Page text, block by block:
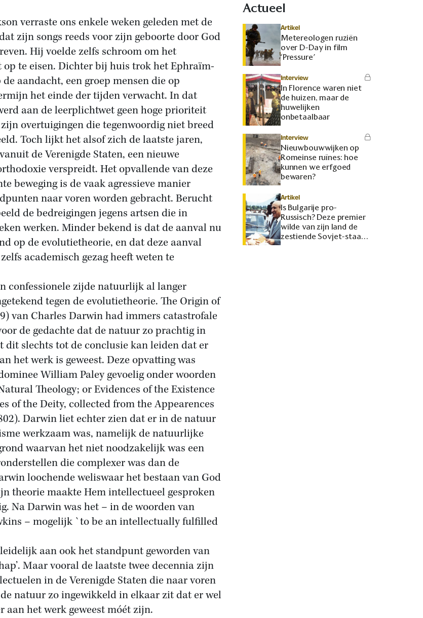
verraste ons enkele weken geleden met de
zijn songs reeds voor zijn geboorte door God
Hij voelde zelfs schroom om het
op te eisen. Dichter bij huis trok het Ephraïm-
aandacht, een groep mensen die op
het einde der tijden verwacht. In dat
aan de leerplichtwet geen hoge prioriteit
overtuigingen die tegenwoordig niet breed
Toch lijkt het alsof zich de laatste jaren,
de Verenigde Staten, een nieuwe
verspreidt. Het opvallende van deze
beweging is de vaak agressieve manier
naar voren worden gebracht. Berucht
de bedreigingen jegens artsen die in
werken. Minder bekend is dat de aanval nu
op de evolutietheorie, en dat deze aanval
academisch gezag heeft weten te
zijde natuurlijk al langer
tegen de evolutietheorie. The Origin of
van Charles Darwin had immers catastrofale
de gedachte dat de natuur zo prachtig in
dit slechts tot de conclusie kan leiden dat er
het werk is geweest. Deze opvatting was
William Paley gevoelig onder woorden
Theology; or Evidences of the Existence
of the Deity, collected from the Appearences
Darwin liet echter zien dat er in de natuur
werkzaam was, namelijk de natuurlijke
waarvan het niet noodzakelijk was een
die complexer was dan de
loochende weliswaar het bestaan van God
theorie maakte Hem intellectueel gesproken
Na Darwin was het – in de woorden van
– mogelijk `to be an intellectually fulfilled
aan ook het standpunt geworden van
Maar vooral de laatste twee decennia zijn
in de Verenigde Staten die naar voren
natuur zo ingewikkeld in elkaar zit dat er wel
aan het werk geweest móét zijn.
Actueel
Artikel
Metereologen ruziën
over D-Day in film
‘Pressure’
Interview
In Florence waren niet
de huizen, maar de
huwelijken
onbetaalbaar
Interview
Nieuwbouwwijken op
Romeinse ruïnes: hoe
kunnen we erfgoed
bewaren?
Artikel
Is Bulgarije pro-
Russisch? Deze premier
wilde van zijn land de
zestiende Sovjet-staat
maken